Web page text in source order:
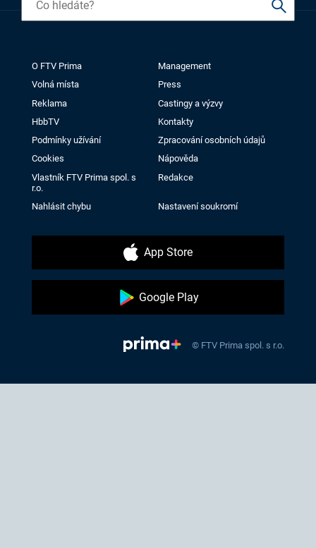
O FTV Prima
Management
Volná místa
Press
Reklama
Castingy a výzvy
HbbTV
Kontakty
Podmínky užívání
Zpracování osobních údajů
Cookies
Nápověda
Vlastník FTV Prima spol. s
r.o.
Redakce
Nahlásit chybu Nastavení soukromí
App Store
Google Play
© FTV Prima spol. s r.o.